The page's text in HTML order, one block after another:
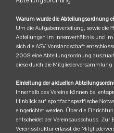
Warum wurde die Abteilungsordnung
Um die Aufgabenverteilung, sowie die
Abteilungen im Innenverhältnis und
sich die ASV-Vorstandschaft
2008 eine Abteilungsordnung
diese durch die
Einleitung der aktuellen
Innerhalb des Vereins können bei
Hinblick auf sportfachspezifische
eingerichtet werden. Über die
entscheidet der Vereinsausschuss.
Vereinsstruktur erlässt die